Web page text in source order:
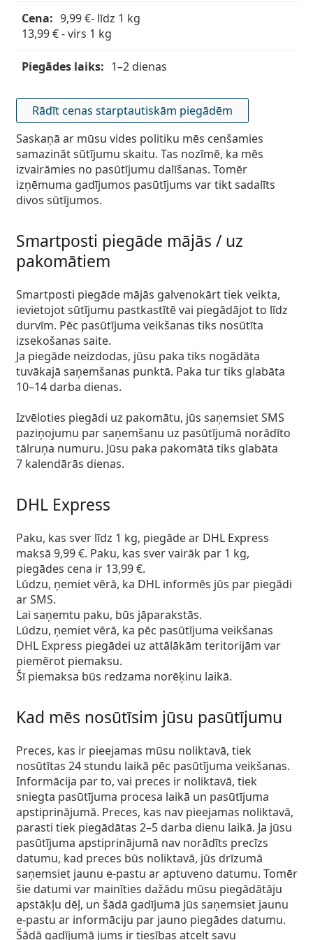
Prada
Atklājiet visus
9,99 €- līdz 1 kg
13,99 € - virs 1 kg
1–2 dienas
Rādīt cenas starptautiskām piegādēm
Saskaņā ar mūsu vides politiku mēs cenšamies
samazināt sūtījumu skaitu. Tas nozīmē, ka mēs
izvairāmies no pasūtījumu dalīšanas. Tomēr
izņēmuma gadījumos pasūtījums var tikt sadalīts
divos sūtījumos.
Smartposti piegāde mājās / uz
pakomātiem
Smartposti piegāde mājās galvenokārt tiek veikta,
ievietojot sūtījumu pastkastītē vai piegādājot to līdz
durvīm. Pēc pasūtījuma veikšanas tiks nosūtīta
izsekošanas saite.
Ja piegāde neizdodas, jūsu paka tiks nogādāta
tuvākajā saņemšanas punktā. Paka tur tiks glabāta
10–14 darba dienas.
Izvēloties piegādi uz pakomātu, jūs saņemsiet SMS
paziņojumu par saņemšanu uz pasūtījumā norādīto
tālruņa numuru. Jūsu paka pakomātā tiks glabāta
7 kalendārās dienas.
DHL Express
Paku, kas sver līdz 1 kg, piegāde ar DHL Express
maksā 9,99 €. Paku, kas sver vairāk par 1 kg,
piegādes cena ir 13,99 €.
Lūdzu, ņemiet vērā, ka DHL informēs jūs par piegādi
ar SMS.
Lai saņemtu paku, būs jāparakstās.
Lūdzu, ņemiet vērā, ka pēc pasūtījuma veikšanas
DHL Express piegādei uz attālākām teritorijām var
piemērot piemaksu.
Šī piemaksa būs redzama norēķinu laikā.
Kad mēs nosūtīsim jūsu pasūtījumu
Preces, kas ir pieejamas mūsu noliktavā, tiek
nosūtītas 24 stundu laikā pēc pasūtījuma veikšanas.
Informācija par to, vai preces ir noliktavā, tiek
sniegta pasūtījuma procesa laikā un pasūtījuma
apstiprinājumā. Preces, kas nav pieejamas noliktavā,
parasti tiek piegādātas 2–5 darba dienu laikā. Ja jūsu
pasūtījuma apstiprinājumā nav norādīts precīzs
datumu, kad preces būs noliktavā, jūs drīzumā
saņemsiet jaunu e-pastu ar aptuveno datumu. Tomēr
šie datumi var mainīties dažādu mūsu piegādātāju
apstākļu dēļ, un šādā gadījumā jūs saņemsiet jaunu
e-pastu ar informāciju par jauno piegādes datumu.
Šādā gadījumā jums ir tiesības atcelt savu